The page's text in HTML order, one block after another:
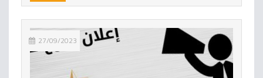
27/09/2023